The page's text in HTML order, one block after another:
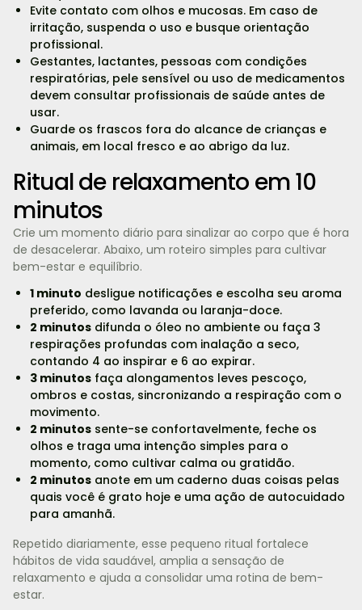
Evite contato com olhos e mucosas. Em caso de
irritação, suspenda o uso e busque orientação
profissional.
Gestantes, lactantes, pessoas com condições
respiratórias, pele sensível ou uso de medicamentos
devem consultar profissionais de saúde antes de
usar.
Guarde os frascos fora do alcance de crianças e
animais, em local fresco e ao abrigo da luz.
Ritual de relaxamento em 10
minutos
Crie um momento diário para sinalizar ao corpo que é hora
de desacelerar. Abaixo, um roteiro simples para cultivar
bem-estar e equilíbrio.
1 minuto desligue notificações e escolha seu aroma
preferido, como lavanda ou laranja-doce.
2 minutosdifunda o óleo no ambiente ou faça 3
respirações profundas com inalação a seco,
contando 4 ao inspirar e 6 ao expirar.
3 minutosfaça alongamentos leves pescoço,
ombros e costas, sincronizando a respiração com o
movimento.
2 minutossente-se confortavelmente, feche os
olhos e traga uma intenção simples para o
momento, como cultivar calma ou gratidão.
2 minutosanote em um caderno duas coisas pelas
quais você é grato hoje e uma ação de autocuidado
para amanhã.
Repetido diariamente, esse pequeno ritual fortalece
hábitos de vida saudável, amplia a sensação de
relaxamento e ajuda a consolidar uma rotina de bem-
estar.